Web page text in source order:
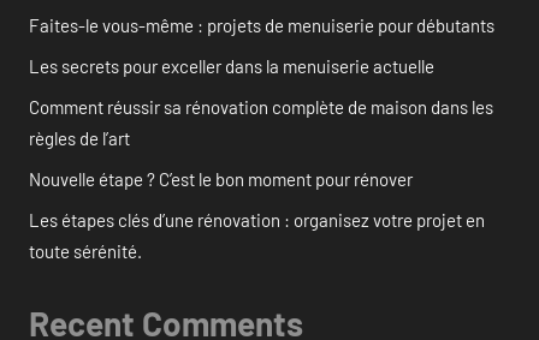
Faites-le vous-même : projets de menuiserie pour débutants
Les secrets pour exceller dans la menuiserie actuelle
Comment réussir sa rénovation complète de maison dans les
règles de l’art
Nouvelle étape ? C’est le bon moment pour rénover
Les étapes clés d’une rénovation : organisez votre projet en
toute sérénité.
Recent Comments